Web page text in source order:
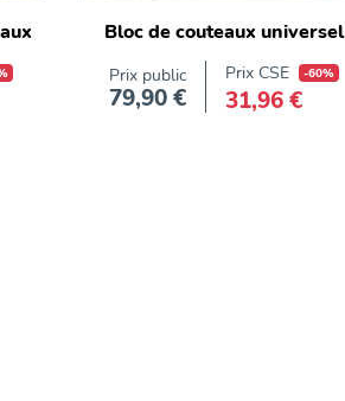
Bloc de couteaux universel
Prix public
Prix
79,90 €
Prix CSE -60%
31,96 €